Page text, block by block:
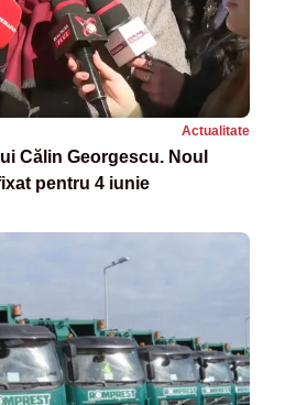
Actualitate
Călin Georgescu. Noul
pentru 4 iunie